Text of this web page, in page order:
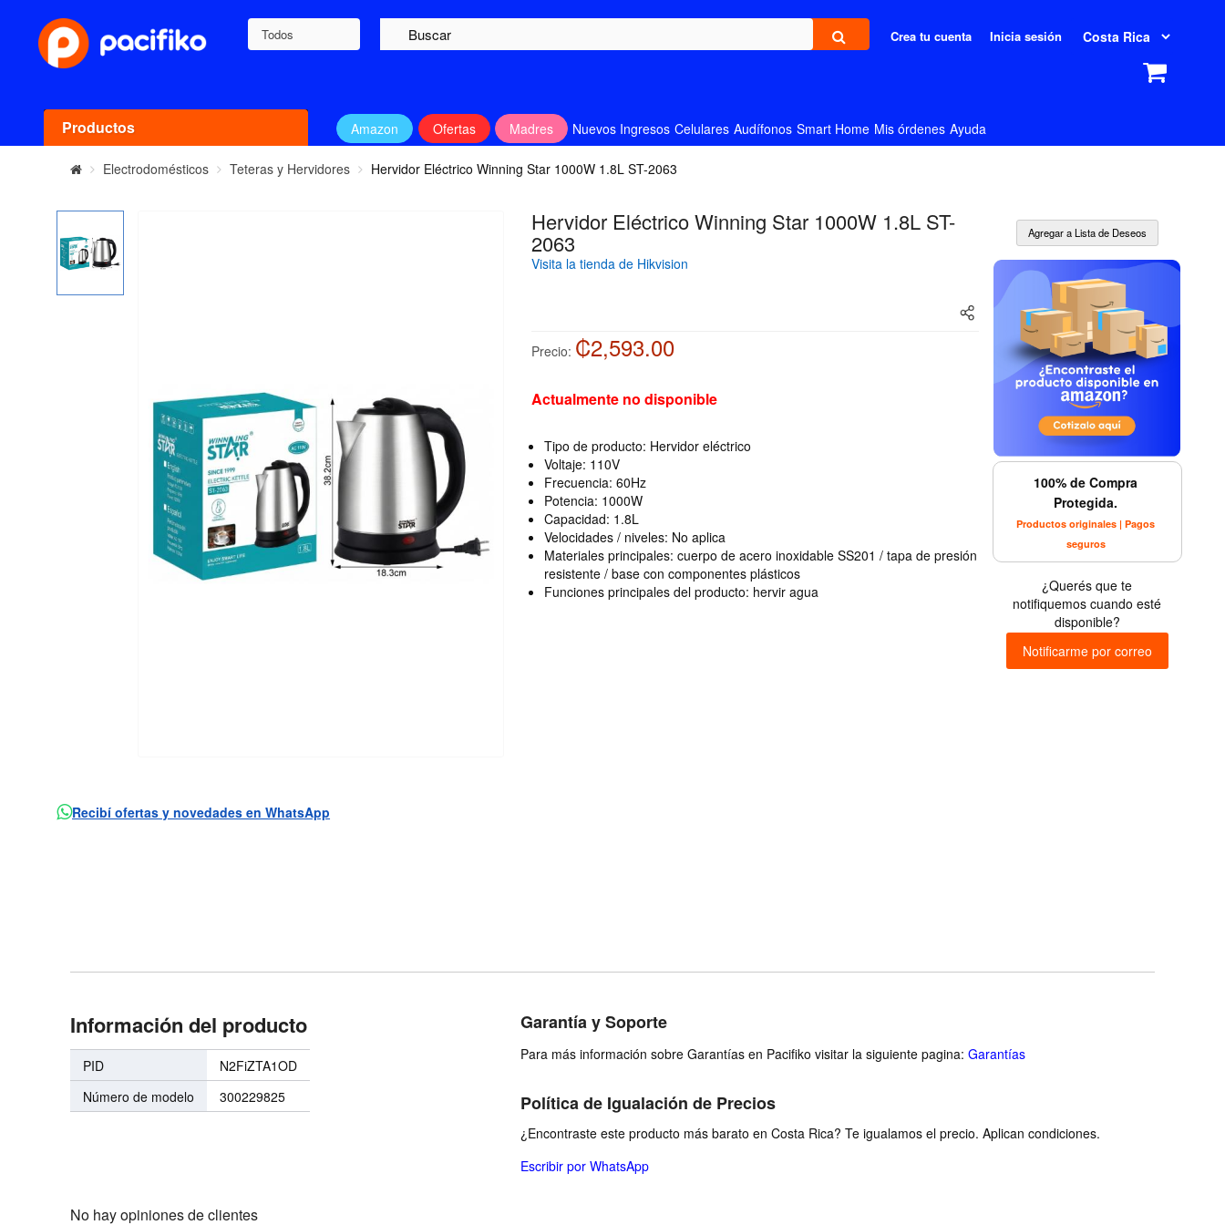
Todos Crea tu cuenta Inicia sesión
Productos Amazon Ofertas Madres Nuevos Ingresos Celulares Audífonos Smart Home Mis órdenes Ayuda
Electrodomésticos Teteras y Hervidores Hervidor Eléctrico Winning Star 1000W 1.8L ST-2063
Hervidor Eléctrico Winning Star 1000W 1.8L ST-
2063
Visita la tienda de Hikvision
Precio: ₡2,593.00
Actualmente no disponible
Tipo de producto: Hervidor eléctrico
Voltaje: 110V
Frecuencia: 60Hz
Potencia: 1000W
Capacidad: 1.8L
Velocidades / niveles: No aplica
Materiales principales: cuerpo de acero inoxidable SS201 / tapa de presión
resistente / base con componentes plásticos
Funciones principales del producto: hervir agua
100% de Compra
Protegida.
Productos originales | Pagos
seguros
¿Querés que te
notifiquemos cuando esté
disponible?
Notificarme por correo
Recibí ofertas y novedades en WhatsApp
Información del producto
PID
N2FiZTA1OD
Número de modelo
300229825
Garantía y Soporte
Para más información sobre Garantías en Pacifiko visitar la siguiente pagina: Garantías
Política de Igualación de Precios
¿Encontraste este producto más barato en Costa Rica? Te igualamos el precio. Aplican condiciones.
Escribir por WhatsApp
No hay opiniones de clientes